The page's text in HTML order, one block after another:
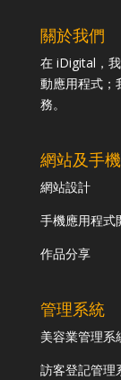
關於我們
在 iDigital，
動應用程式；
務。
網站及手
網站設計
手機應用程式
作品分享
管理系統
美容業管理系
訪客登記管理